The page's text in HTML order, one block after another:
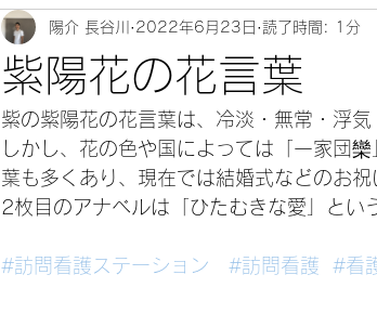
紫陽花の花言葉
陽介 長谷川 2022年6月23日 読了時間: 1分
紫の紫陽花の花言葉は、冷淡・無常・浮
しかし、花の色や国によっては「一家団
葉も多くあり、現在では結婚式などのお
2枚目のアナベルは「ひたむきな愛」とい
#訪問看護ステーション #訪問看護 #看